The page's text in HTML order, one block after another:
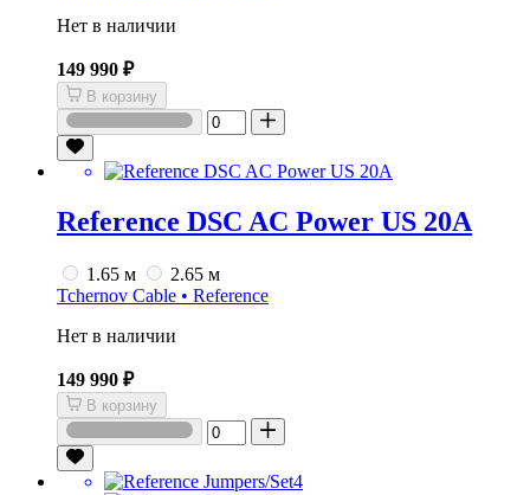
Нет в наличии
149 990 ₽
В корзину
Reference DSC AC Power US 20A
1.65 м
2.65 м
Tchernov Cable • Reference
Нет в наличии
149 990 ₽
В корзину